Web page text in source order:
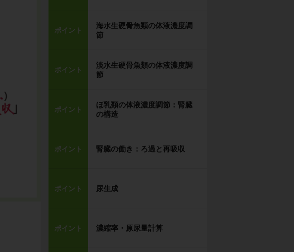
ポイント
海水生硬骨魚類の体液濃度調
節
ポイント
淡水生硬骨魚類の体液濃度調
節
ポイント
ほ乳類の体液濃度調節：腎臓
の構造
ポイント 腎臓の働き：ろ過と再吸収
ポイント 尿生成
ポイント 濃縮率・原尿量計算